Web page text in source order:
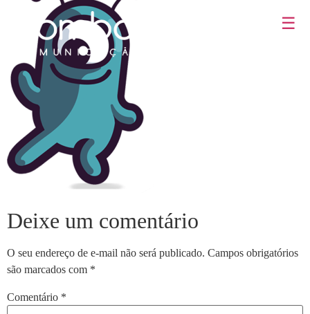
☰
Deixe um comentário
O seu endereço de e-mail não será publicado. Campos obrigatórios
são marcados com *
Comentário *